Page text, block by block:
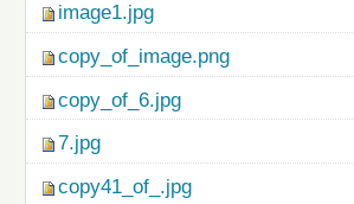
image1.jpg
copy_of_image.png
copy_of_6.jpg
7.jpg
copy41_of_.jpg